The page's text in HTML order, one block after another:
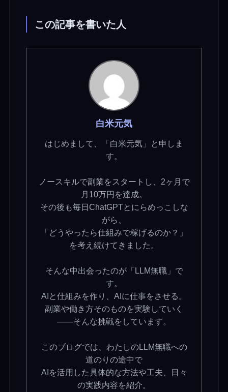
この記事を書いた人
白米元気
はじめまして、「白米元気」と申しま
す。
ノースキルで副業をスタートし、2ヶ月で
月10万円を達成。
その後も毎日ChatGPTとにらめっこしな
がら、
「どうやったら仕組みで稼げるのか？」
を考え続けてきました。
そんな中出会ったのが「LLM無職」で
す。
AIと仕組みを作り、AIに仕事をさせる。
副業や働き方そのものを実験していく
——そんな挑戦をしています。
このブログでは、わたしのLLM無職への
道のりの途中で
AIを活用した具体的な方法や工夫、日々
の実践内容を紹介。